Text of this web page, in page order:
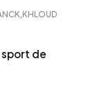
KHLOUD
sport de